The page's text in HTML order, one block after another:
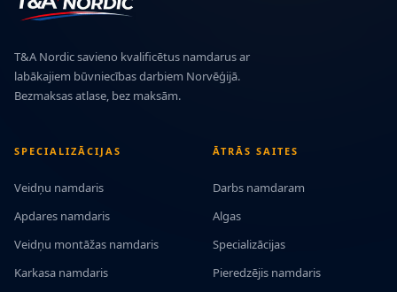
T&A Nordic savieno kvalificētus namdarus ar
labākajiem būvniecības darbiem Norvēģijā.
Bezmaksas atlase, bez maksām.
SPECIALIZĀCIJAS
Veidņu namdaris
Apdares namdaris
Veidņu montāžas namdaris
Karkasa namdaris
ĀTRĀS SAITES
Darbs namdaram
Algas
Specializācijas
Pieredzējis namdaris